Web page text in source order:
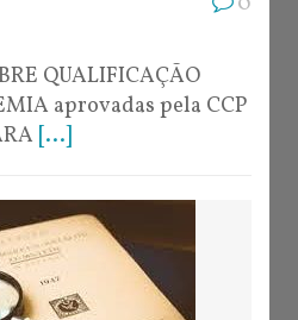
QUALIFICAÇÃO
aprovadas pela CCP
[...]